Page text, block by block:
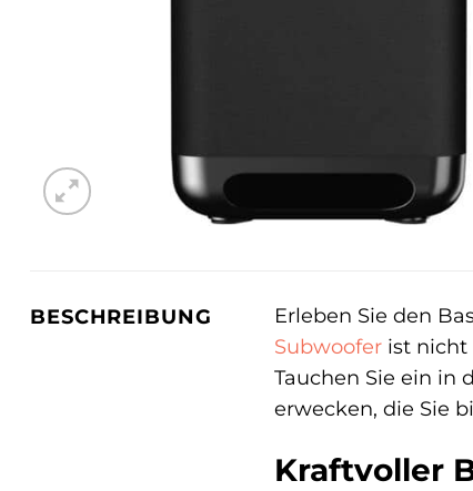
BESCHREIBUNG Erleben Sie den
Subwoofer ist nicht
Tauchen Sie ein in
erwecken, die Sie
Kraftvoller